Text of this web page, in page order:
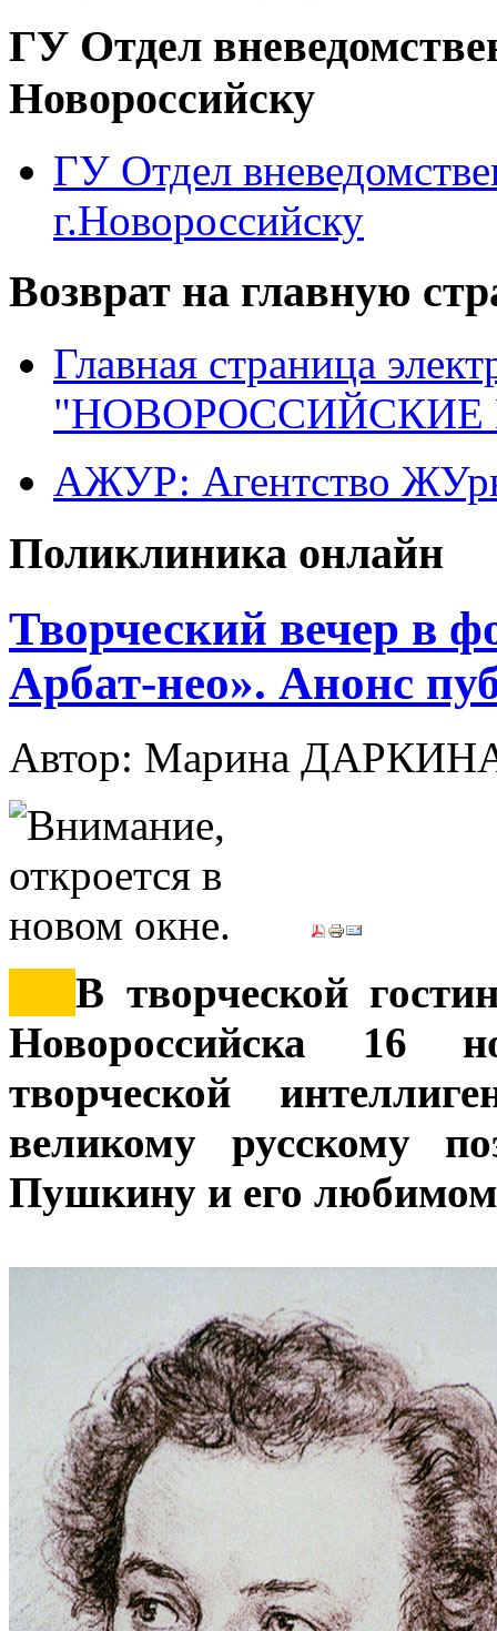
ГУ Отдел
Новороссийску
ГУ Отдел
г.Новороссийску
Возврат на главную
Главная страница
"НОВОРОССИЙСКИЕ
АЖУР: Агентство
Поликлиника онлайн
Творческий вечер в
Арбат-нео». Анонс
Автор: Марина
В творческой
Новороссийска 16
творческой
великому русскому
Пушкину и его